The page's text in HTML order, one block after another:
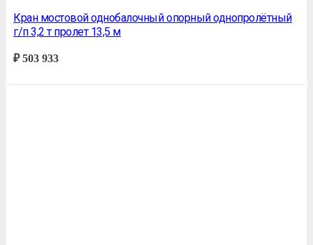
Кран мостовой однобалочный опорный однопролётный
г/п 3,2 т пролет 13,5 м
₽503 933